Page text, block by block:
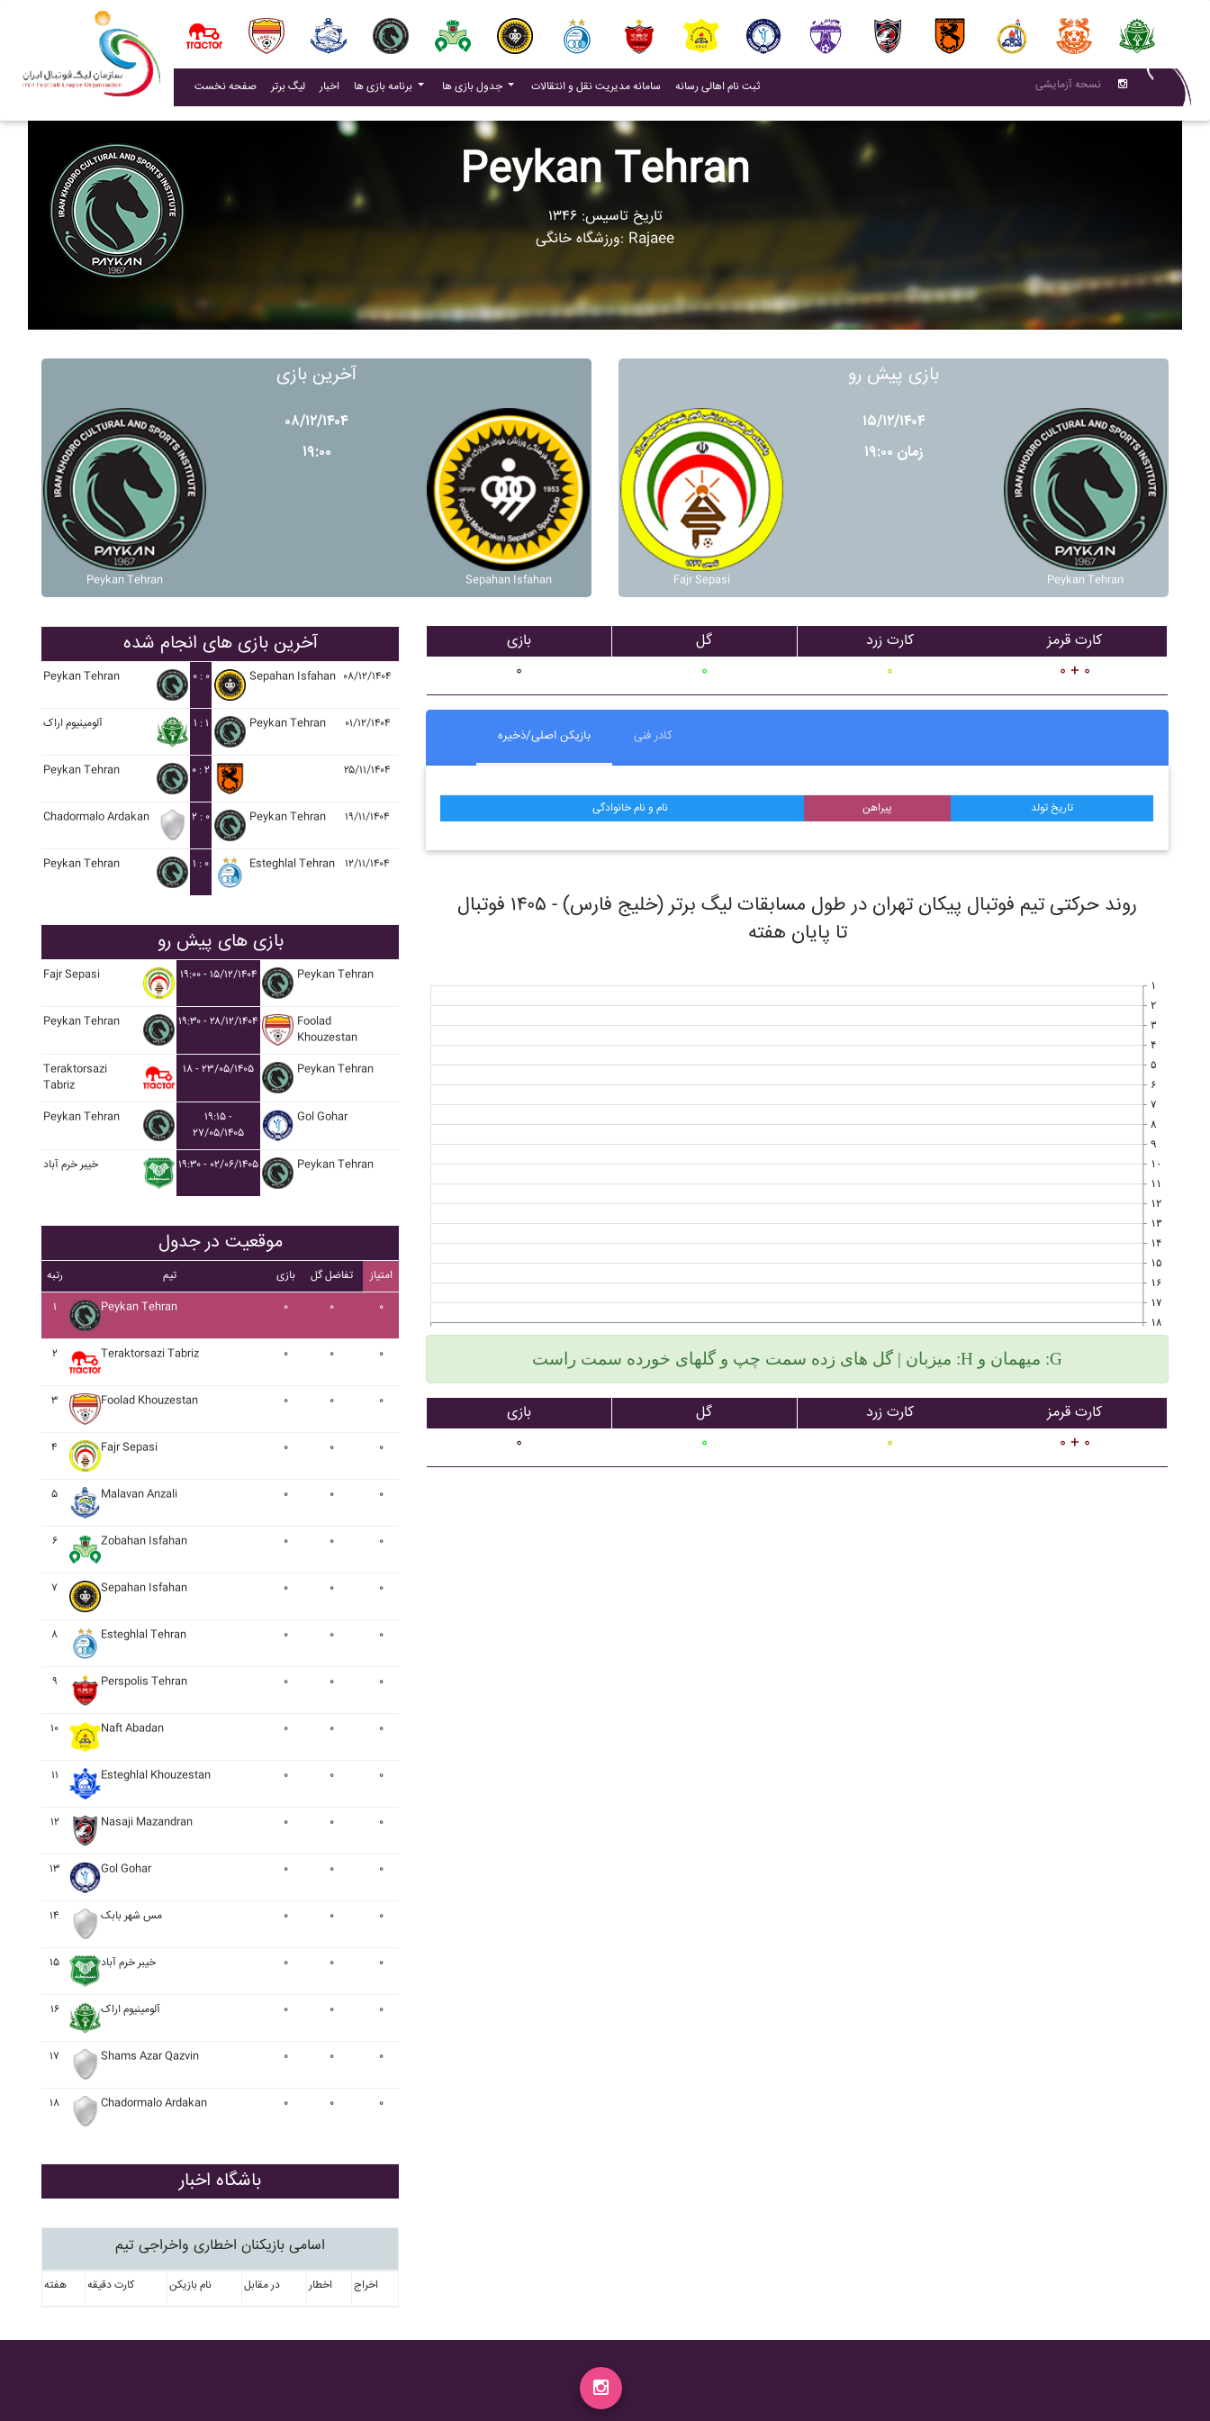
صفحه نخست لیگ برتر اخبار(current) برنامه بازی ها جدول بازی ها سامانه مدیریت نقل و انتقالات (current)
ثبت نام اهالی رسانه(current) نسحه آزمایشی
Peykan Tehran
تاریخ تاسیس: ۱۳۴۶
ورزشگاه خانگی: Rajaee
آخرین بازی
Peykan Tehran
۰۸/۱۲/۱۴۰۴
۱۹:۰۰
Sepahan Isfahan
بازی پیش رو
Fajr Sepasi
۱۵/۱۲/۱۴۰۴
زمان ۱۹:۰۰
Peykan Tehran
آخرین بازی های انجام شده
Peykan Tehran ۰ : ۰ Sepahan Isfahan ۰۸/۱۲/۱۴۰۴
آلومينيوم اراک ۱ : ۱ Peykan Tehran ۰۱/۱۲/۱۴۰۴
Peykan Tehran ۰ : ۲ ۲۵/۱۱/۱۴۰۴
Chadormalo Ardakan ۲ : ۰ Peykan Tehran ۱۹/۱۱/۱۴۰۴
Peykan Tehran ۱ : ۰ Esteghlal Tehran ۱۲/۱۱/۱۴۰۴
بازی های پیش رو
Fajr Sepasi ۱۹:۰۰ - ۱۵/۱۲/۱۴۰۴ Peykan Tehran
Peykan Tehran ۱۹:۳۰ - ۲۸/۱۲/۱۴۰۴
Foolad
Khouzestan
Teraktorsazi
Tabriz
۱۸ - ۲۳/۰۵/۱۴۰۵ Peykan Tehran
Peykan Tehran
۱۹:۱۵ -
۲۷/۰۵/۱۴۰۵
Gol Gohar
خيبر خرم آباد ۱۹:۳۰ - ۰۲/۰۶/۱۴۰۵ Peykan Tehran
موقعیت در جدول
رتبه تیم بازی تفاضل گل
امتیاز
۱
Peykan Tehran ۰ ۰ ۰
۲ Teraktorsazi Tabriz ۰ ۰ ۰
۳ Foolad Khouzestan ۰ ۰ ۰
۴ Fajr Sepasi ۰ ۰ ۰
۵ Malavan Anzali ۰ ۰ ۰
۶ Zobahan Isfahan ۰ ۰ ۰
۷ Sepahan Isfahan ۰ ۰ ۰
۸ Esteghlal Tehran ۰ ۰ ۰
۹ Perspolis Tehran ۰ ۰ ۰
۱۰ Naft Abadan ۰ ۰ ۰
۱۱ Esteghlal Khouzestan ۰ ۰ ۰
۱۲ Nasaji Mazandran ۰ ۰ ۰
۱۳ Gol Gohar ۰ ۰ ۰
۱۴ مس شهر بابک ۰ ۰ ۰
۱۵ خيبر خرم آباد ۰ ۰ ۰
۱۶ آلومينيوم اراک ۰ ۰ ۰
۱۷ Shams Azar Qazvin ۰ ۰ ۰
۱۸ Chadormalo Ardakan ۰ ۰ ۰
باشگاه اخبار
اسامی بازیکنان اخطاری واخراجی تیم
هفته کارت دقیقه نام بازیکن در مقابل اخطار اخراج
بازی
۰
گل
۰
کارت زرد
۰
کارت قرمز
۰ + ۰
بازیکن اصلی/ذخیره کادر فنی
نام و نام خانوادگی پیراهن تاریخ تولد
روند حرکتی تیم فوتبال پيکان تهران در طول مسابقات ليگ برتر (خليج فارس) - ۱۴۰۵ فوتبال
تا پایان هفته
۱
۲
۳
۴
۵
۶
۷
۸
۹
۱۰
۱۱
۱۲
۱۳
۱۴
۱۵
۱۶
۱۷
۱۸
میزبان | گل های زده سمت چپ و گلهای خورده سمت راست :H میهمان و :G
بازی
۰
گل
۰
کارت زرد
۰
کارت قرمز
۰ + ۰